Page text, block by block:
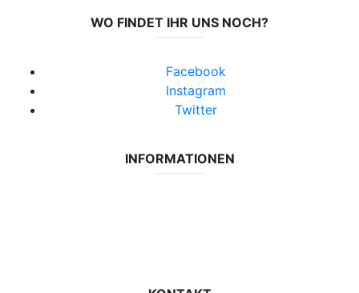
WO FINDET IHR UNS NOCH?
Facebook
Instagram
Twitter
INFORMATIONEN